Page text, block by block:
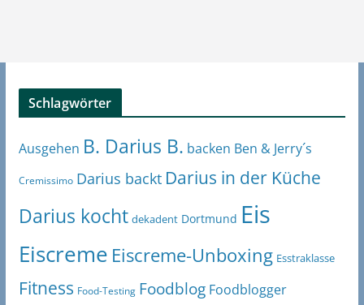
Schlagwörter
Ausgehen B. Darius B. backen Ben & Jerry´s
Cremissimo Darius backt Darius in der Küche
Darius kocht dekadent Dortmund Eis
Eiscreme Eiscreme-Unboxing Esstraklasse
Fitness Food-Testing Foodblog Foodblogger